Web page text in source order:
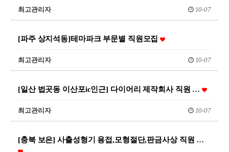
최고관리자 10-07
[파주 상지석동]테마파크 부문별 직원모집
최고관리자 10-07
[일산 법곳동 이산포ic인근] 다이어리 제작회사 직원 …
최고관리자 10-07
[충북 보은] 사출성형기 용접,모형절단,판금사상 직원 …